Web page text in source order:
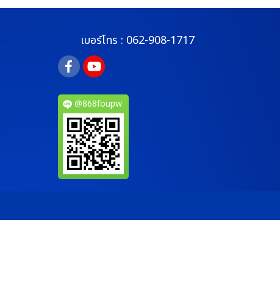
เบอร์โทร : 062-908-1717
@868foupw